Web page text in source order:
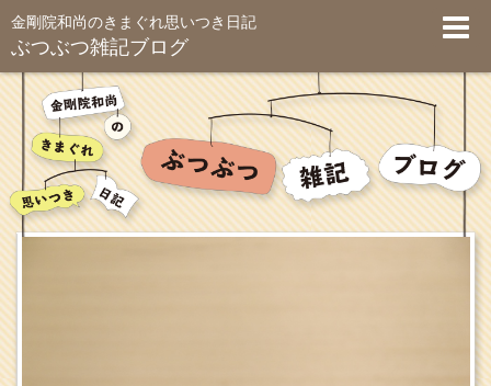
金剛院和尚のきまぐれ思いつき日記
ぶつぶつ雑記ブログ